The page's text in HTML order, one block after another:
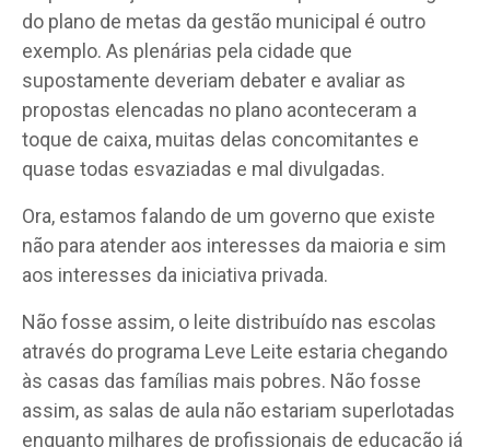
do plano de metas da gestão municipal é outro
exemplo. As plenárias pela cidade que
supostamente deveriam debater e avaliar as
propostas elencadas no plano aconteceram a
toque de caixa, muitas delas concomitantes e
quase todas esvaziadas e mal divulgadas.
Ora, estamos falando de um governo que existe
não para atender aos interesses da maioria e sim
aos interesses da iniciativa privada.
Não fosse assim, o leite distribuído nas escolas
através do programa Leve Leite estaria chegando
às casas das famílias mais pobres. Não fosse
assim, as salas de aula não estariam superlotadas
enquanto milhares de profissionais de educação já